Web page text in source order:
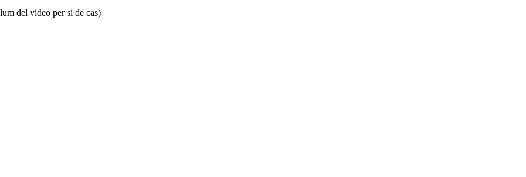
del vídeo per si de cas)